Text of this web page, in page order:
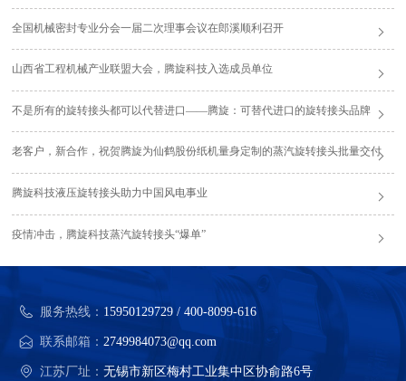
全国机械密封专业分会一届二次理事会议在郎溪顺利召开
山西省工程机械产业联盟大会，腾旋科技入选成员单位
不是所有的旋转接头都可以代替进口——腾旋：可替代进口的旋转接头品牌
老客户，新合作，祝贺腾旋为仙鹤股份纸机量身定制的蒸汽旋转接头批量交付
腾旋科技液压旋转接头助力中国风电事业
疫情冲击，腾旋科技蒸汽旋转接头“爆单”
服务热线： 15950129729 / 400-8099-616
联系邮箱： 2749984073@qq.com
江苏厂址：无锡市新区梅村工业集中区协俞路6号